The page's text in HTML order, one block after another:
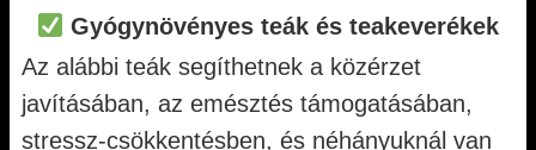
Gyógynövényes teák és teakeverékek
Az alábbi teák segíthetnek a közérzet
javításában, az emésztés támogatásában,
stressz-csökkentésben, és néhányuknál van